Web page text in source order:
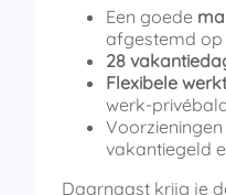
Een goede
afgestemd op
28
Flexibele
werk-
vakantiegeld
Daarnaast krijg je